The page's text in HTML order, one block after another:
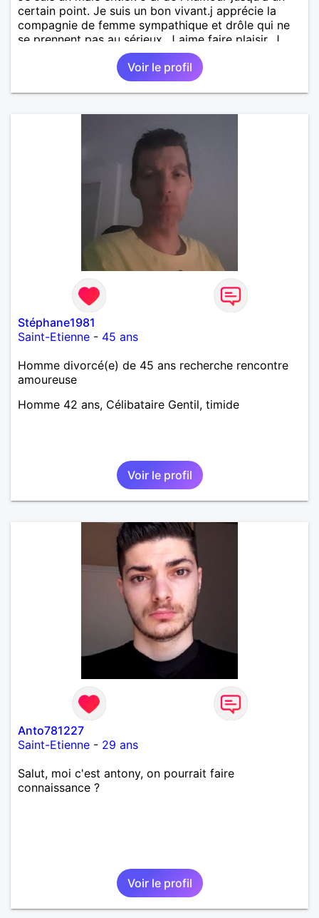
certain point. Je suis un bon vivant.j apprécie la
compagnie de femme sympathique et drôle qui ne
se prennent pas au sérieux. J aime faire plaisir. J
apprécie de partager des moments simples avec
des personnes cool. J apprécie les féminine,
sensuelle, douce et drôle ..
Voir le profil
Stéphane1981
Saint-Etienne - 45 ans
Homme divorcé(e) de 45 ans recherche rencontre
amoureuse
Homme 42 ans, Célibataire Gentil, timide
Voir le profil
Anto781227
Saint-Etienne - 29 ans
Salut, moi c'est antony, on pourrait faire
connaissance ?
Voir le profil